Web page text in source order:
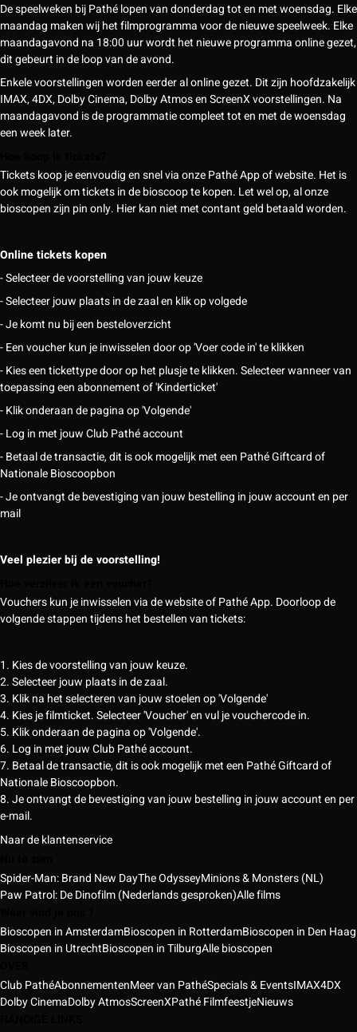
De speelweken bij Pathé lopen van donderdag tot en met woensdag. Elke
maandag maken wij het filmprogramma voor de nieuwe speelweek. Elke
maandagavond na 18:00 uur wordt het nieuwe programma online gezet,
dit gebeurt in de loop van de avond.
Enkele voorstellingen worden eerder al online gezet. Dit zijn hoofdzakelijk
IMAX, 4DX, Dolby Cinema, Dolby Atmos en ScreenX voorstellingen. Na
maandagavond is de programmatie compleet tot en met de woensdag
een week later.
Tickets koop je eenvoudig en snel via onze Pathé App of website. Het is
ook mogelijk om tickets in de bioscoop te kopen. Let wel op, al onze
bioscopen zijn pin only. Hier kan niet met contant geld betaald worden.
Online tickets kopen
- Selecteer de voorstelling van jouw keuze
- Selecteer jouw plaats in de zaal en klik op volgede
- Je komt nu bij een besteloverzicht
- Een voucher kun je inwisselen door op 'Voer code in' te klikken
- Kies een tickettype door op het plusje te klikken. Selecteer wanneer van
toepassing een abonnement of 'Kinderticket'
- Klik onderaan de pagina op 'Volgende'
- Log in met jouw Club Pathé account
- Betaal de transactie, dit is ook mogelijk met een Pathé Giftcard of
Nationale Bioscoopbon
- Je ontvangt de bevestiging van jouw bestelling in jouw account en per
mail
Veel plezier bij de voorstelling!
Vouchers kun je inwisselen via de website of Pathé App. Doorloop de
volgende stappen tijdens het bestellen van tickets:
1. Kies de voorstelling van jouw keuze.
2. Selecteer jouw plaats in de zaal.
3. Klik na het selecteren van jouw stoelen op 'Volgende'
4. Kies je filmticket. Selecteer 'Voucher' en vul je vouchercode in.
5. Klik onderaan de pagina op 'Volgende'.
6. Log in met jouw Club Pathé account.
7. Betaal de transactie, dit is ook mogelijk met een Pathé Giftcard of
Nationale Bioscoopbon.
8. Je ontvangt de bevestiging van jouw bestelling in jouw account en per
e-mail.
Naar de klantenservice
Spider-Man: Brand New DayThe OdysseyMinions & Monsters (NL)
Paw Patrol: De Dinofilm (Nederlands gesproken)Alle films
Bioscopen in AmsterdamBioscopen in RotterdamBioscopen in Den Haag
Bioscopen in UtrechtBioscopen in TilburgAlle bioscopen
Club PathéAbonnementenMeer van PathéSpecials & EventsIMAX4DX
Dolby CinemaDolby AtmosScreenXPathé FilmfeestjeNieuws